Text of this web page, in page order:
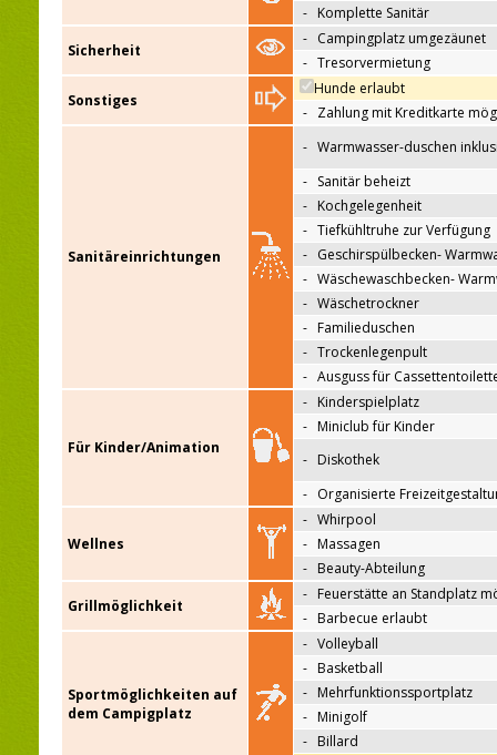
- Komplette Sanitär
Sicherheit
- Campingplatz umgezäunet
- Tresorvermietung
Sonstiges
Hunde erlaubt
- Zahlung mit Kreditkarte
Sanitäreinrichtungen
- Warmwasser-duschen
- Sanitär beheizt
- Kochgelegenheit
- Tiefkühltruhe zur Verfügung
- Geschirspülbecken-
- Wäschewaschbecken-
- Wäschetrockner
- Familieduschen
- Trockenlegenpult
- Ausguss für
Für Kinder/Animation
- Kinderspielplatz
- Miniclub für Kinder
- Diskothek
- Organisierte
Wellnes
- Whirpool
- Massagen
- Beauty-Abteilung
Grillmöglichkeit
- Feuerstätte an Standplatz
- Barbecue erlaubt
Sportmöglichkeiten auf
dem Campigplatz
- Volleyball
- Basketball
- Mehrfunktionssportplatz
- Minigolf
- Billard